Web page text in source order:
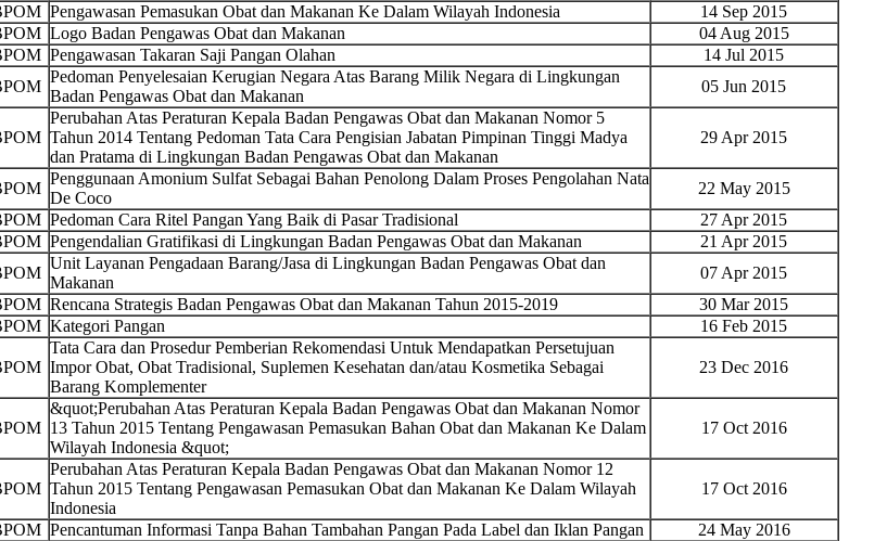
Pengawasan Pemasukan Obat dan Makanan Ke Dalam Wilayah Indonesia
14 Sep 2015
Logo Badan Pengawas Obat dan Makanan
04 Aug 2015
Pengawasan Takaran Saji Pangan Olahan
14 Jul 2015
Pedoman Penyelesaian Kerugian Negara Atas Barang Milik Negara di Lingkungan
Badan Pengawas Obat dan Makanan
05 Jun 2015
Perubahan Atas Peraturan Kepala Badan Pengawas Obat dan Makanan Nomor 5
Tahun 2014 Tentang Pedoman Tata Cara Pengisian Jabatan Pimpinan Tinggi Madya
dan Pratama di Lingkungan Badan Pengawas Obat dan Makanan
29 Apr 2015
Penggunaan Amonium Sulfat Sebagai Bahan Penolong Dalam Proses Pengolahan Nata
De Coco
22 May 2015
Pedoman Cara Ritel Pangan Yang Baik di Pasar Tradisional
27 Apr 2015
Pengendalian Gratifikasi di Lingkungan Badan Pengawas Obat dan Makanan
21 Apr 2015
Unit Layanan Pengadaan Barang/Jasa di Lingkungan Badan Pengawas Obat dan
Makanan
07 Apr 2015
Rencana Strategis Badan Pengawas Obat dan Makanan Tahun 2015-2019
30 Mar 2015
Kategori Pangan 16 Feb 2015
Tata Cara dan Prosedur Pemberian Rekomendasi Untuk Mendapatkan Persetujuan
Impor Obat, Obat Tradisional, Suplemen Kesehatan dan/atau Kosmetika Sebagai
Barang Komplementer
23 Dec 2016
&quot;Perubahan Atas Peraturan Kepala Badan Pengawas Obat dan Makanan Nomor
13 Tahun 2015 Tentang Pengawasan Pemasukan Bahan Obat dan Makanan Ke Dalam
Wilayah Indonesia &quot;
17 Oct 2016
Perubahan Atas Peraturan Kepala Badan Pengawas Obat dan Makanan Nomor 12
Tahun 2015 Tentang Pengawasan Pemasukan Obat dan Makanan Ke Dalam Wilayah
Indonesia
17 Oct 2016
Pencantuman Informasi Tanpa Bahan Tambahan Pangan Pada Label dan Iklan Pangan
24 May 2016